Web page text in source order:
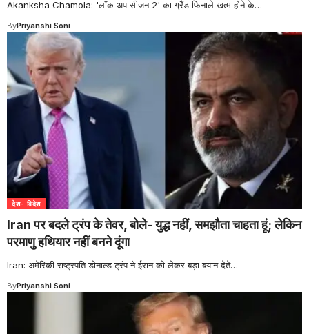
Akanksha Chamola: 'लॉक अप सीजन 2' का ग्रैंड फिनाले खत्म होने के…
ByPriyanshi Soni
देश- विदेश
Iran पर बदले ट्रंप के तेवर, बोले- युद्ध नहीं, समझौता चाहता हूं; लेकिन
परमाणु हथियार नहीं बनने दूंगा
Iran: अमेरिकी राष्ट्रपति डोनाल्ड ट्रंप ने ईरान को लेकर बड़ा बयान देते…
ByPriyanshi Soni